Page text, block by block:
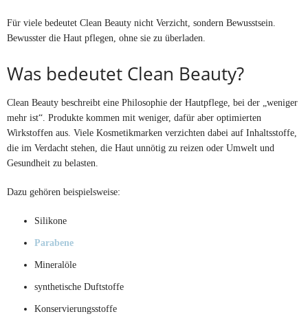
Für viele bedeutet Clean Beauty nicht Verzicht, sondern Bewusstsein.
Bewusster die Haut pflegen, ohne sie zu überladen.
Was bedeutet Clean Beauty?
Clean Beauty beschreibt eine Philosophie der Hautpflege, bei der „weniger
mehr ist“. Produkte kommen mit weniger, dafür aber optimierten
Wirkstoffen aus. Viele Kosmetikmarken verzichten dabei auf Inhaltsstoffe,
die im Verdacht stehen, die Haut unnötig zu reizen oder Umwelt und
Gesundheit zu belasten.
Dazu gehören beispielsweise:
Silikone
Parabene
Mineralöle
synthetische Duftstoffe
Konservierungsstoffe